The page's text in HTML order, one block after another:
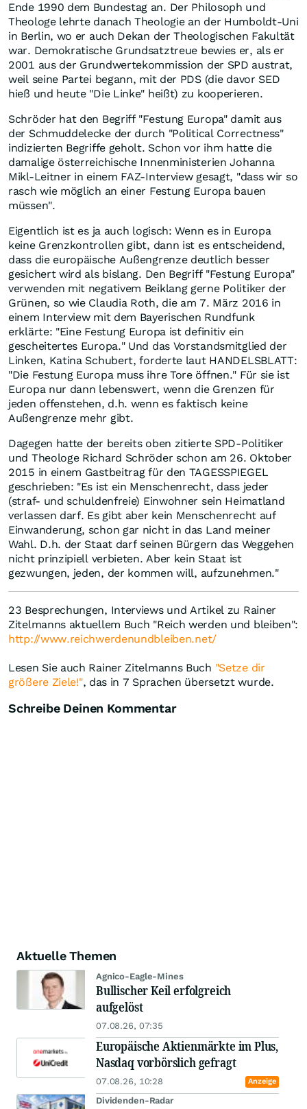
Ende 1990 dem Bundestag an. Der Philosoph und
Theologe lehrte danach Theologie an der Humboldt-Uni
in Berlin, wo er auch Dekan der Theologischen Fakultät
war. Demokratische Grundsatztreue bewies er, als er
2001 aus der Grundwertekommission der SPD austrat,
weil seine Partei begann, mit der PDS (die davor SED
hieß und heute "Die Linke" heißt) zu kooperieren.
Schröder hat den Begriff "Festung Europa" damit aus
der Schmuddelecke der durch "Political Correctness"
indizierten Begriffe geholt. Schon vor ihm hatte die
damalige österreichische Innenministerien Johanna
Mikl-Leitner in einem FAZ-Interview gesagt, "dass wir so
rasch wie möglich an einer Festung Europa bauen
müssen".
Eigentlich ist es ja auch logisch: Wenn es in Europa
keine Grenzkontrollen gibt, dann ist es entscheidend,
dass die europäische Außengrenze deutlich besser
gesichert wird als bislang. Den Begriff "Festung Europa"
verwenden mit negativem Beiklang gerne Politiker der
Grünen, so wie Claudia Roth, die am 7. März 2016 in
einem Interview mit dem Bayerischen Rundfunk
erklärte: "Eine Festung Europa ist definitiv ein
gescheitertes Europa." Und das Vorstandsmitglied der
Linken, Katina Schubert, forderte laut HANDELSBLATT:
"Die Festung Europa muss ihre Tore öffnen." Für sie ist
Europa nur dann lebenswert, wenn die Grenzen für
jeden offenstehen, d.h. wenn es faktisch keine
Außengrenze mehr gibt.
Dagegen hatte der bereits oben zitierte SPD-Politiker
und Theologe Richard Schröder schon am 26. Oktober
2015 in einem Gastbeitrag für den TAGESSPIEGEL
geschrieben: "Es ist ein Menschenrecht, dass jeder
(straf- und schuldenfreie) Einwohner sein Heimatland
verlassen darf. Es gibt aber kein Menschenrecht auf
Einwanderung, schon gar nicht in das Land meiner
Wahl. D.h. der Staat darf seinen Bürgern das Weggehen
nicht prinzipiell verbieten. Aber kein Staat ist
gezwungen, jeden, der kommen will, aufzunehmen."
23 Besprechungen, Interviews und Artikel zu Rainer
Zitelmanns aktuellem Buch "Reich werden und bleiben":
http://www.reichwerdenundbleiben.net/
Lesen Sie auch Rainer Zitelmanns Buch "Setze dir
größere Ziele!", das in 7 Sprachen übersetzt wurde.
Schreibe Deinen Kommentar
Aktuelle Themen
Agnico-Eagle-Mines
Bullischer Keil erfolgreich
aufgelöst
07.08.26, 07:35
Europäische Aktienmärkte im Plus,
Nasdaq vorbörslich gefragt
07.08.26, 10:28 Anzeige
Dividenden-Radar